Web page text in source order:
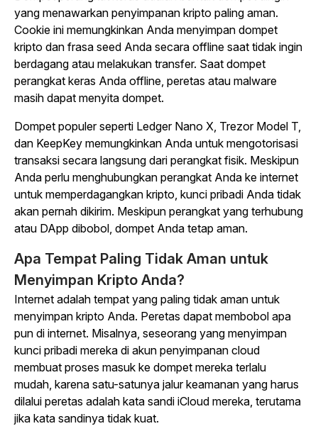
yang menawarkan penyimpanan kripto paling aman.
Cookie ini memungkinkan Anda menyimpan dompet
kripto dan frasa seed Anda secara offline saat tidak ingin
berdagang atau melakukan transfer. Saat dompet
perangkat keras Anda offline, peretas atau malware
masih dapat menyita dompet.
Dompet populer seperti Ledger Nano X, Trezor Model T,
dan KeepKey memungkinkan Anda untuk mengotorisasi
transaksi secara langsung dari perangkat fisik. Meskipun
Anda perlu menghubungkan perangkat Anda ke internet
untuk memperdagangkan kripto, kunci pribadi Anda tidak
akan pernah dikirim. Meskipun perangkat yang terhubung
atau DApp dibobol, dompet Anda tetap aman.
Apa Tempat Paling Tidak Aman untuk
Menyimpan Kripto Anda?
Internet adalah tempat yang paling tidak aman untuk
menyimpan kripto Anda. Peretas dapat membobol apa
pun di internet. Misalnya, seseorang yang menyimpan
kunci pribadi mereka di akun penyimpanan cloud
membuat proses masuk ke dompet mereka terlalu
mudah, karena satu-satunya jalur keamanan yang harus
dilalui peretas adalah kata sandi iCloud mereka, terutama
jika kata sandinya tidak kuat.